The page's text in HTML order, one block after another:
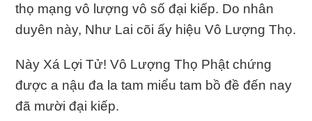
thọ mạng vô lượng vô số đại kiếp. Do nhân
duyên này, Như Lai cõi ấy hiệu Vô Lượng Thọ.
Này Xá Lợi Tử! Vô Lượng Thọ Phật chứng
được a nậu đa la tam miểu tam bồ đề đến nay
đã mười đại kiếp.